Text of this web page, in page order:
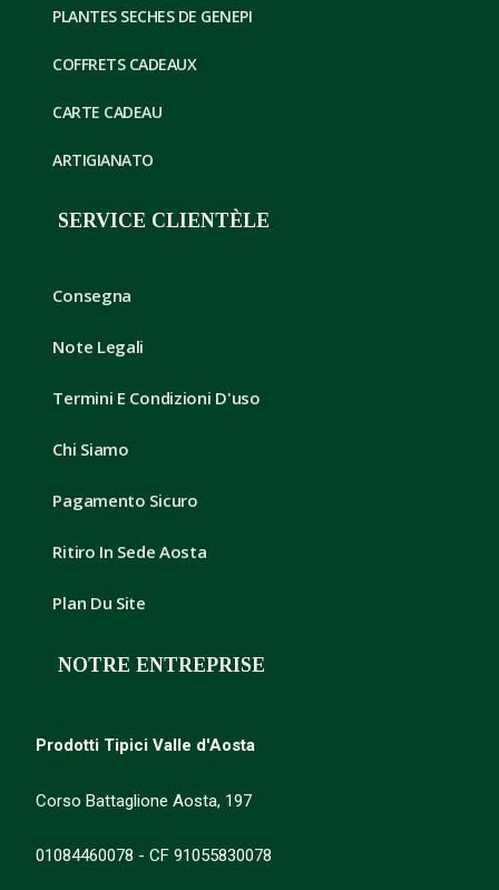
PLANTES SECHES DE GENEPI
COFFRETS CADEAUX
CARTE CADEAU
ARTIGIANATO
SERVICE CLIENTÈLE
Consegna
Note Legali
Termini E Condizioni D'uso
Chi Siamo
Pagamento Sicuro
Ritiro In Sede Aosta
Plan Du Site
NOTRE ENTREPRISE
Prodotti Tipici Valle d'Aosta
Corso Battaglione Aosta, 197
01084460078 - CF 91055830078